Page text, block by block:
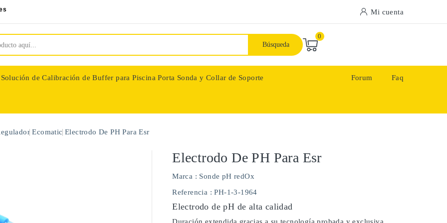
Mi cuenta
Búsqueda
0
Solución de Calibración de Buffer para Piscina Porta Sonda y Collar de Soporte Forum Faq
Ecomatic Electrodo De PH Para Esr
Electrodo De PH Para Esr
Marca : Sonde pH redOx
Referencia : PH-1-3-1964
Electrodo de pH de alta calidad